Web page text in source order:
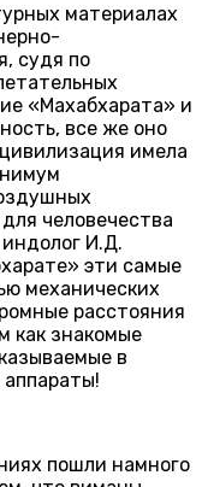
материалах
судя по
«Махабхарата» и
все же оно
имела
человечества
И.Д.
эти самые
механических
расстояния
как знакомые
в
пошли намного